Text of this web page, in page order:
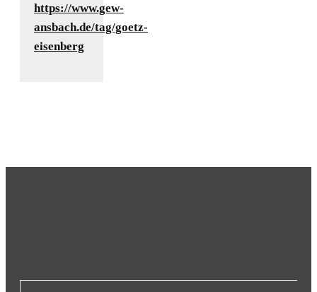
https://www.gew-
ansbach.de/tag/goetz-
eisenberg